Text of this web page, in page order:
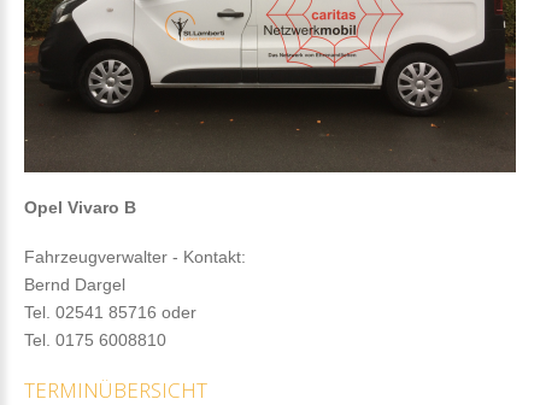
Opel Vivaro B
Fahrzeugverwalter - Kontakt:
Bernd Dargel
Tel. 02541 85716 oder
Tel. 0175 6008810
TERMINÜBERSICHT